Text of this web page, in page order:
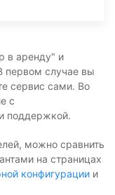
в аренду" и
первом случае вы
сервис сами. Во
с
поддержкой.
можно сравнить
на страницах
конфигурации и